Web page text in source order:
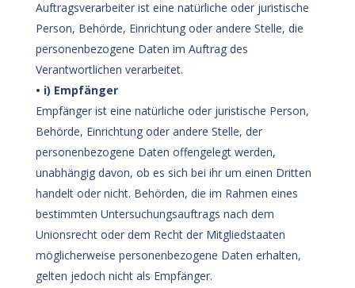
Auftragsverarbeiter ist eine natürliche oder juristische
Person, Behörde, Einrichtung oder andere Stelle, die
personenbezogene Daten im Auftrag des
Verantwortlichen verarbeitet.
• i) Empfänger
Empfänger ist eine natürliche oder juristische Person,
Behörde, Einrichtung oder andere Stelle, der
personenbezogene Daten offengelegt werden,
unabhängig davon, ob es sich bei ihr um einen Dritten
handelt oder nicht. Behörden, die im Rahmen eines
bestimmten Untersuchungsauftrags nach dem
Unionsrecht oder dem Recht der Mitgliedstaaten
möglicherweise personenbezogene Daten erhalten,
gelten jedoch nicht als Empfänger.